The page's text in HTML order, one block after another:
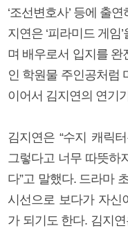
‘조선변호사’ 등에 출
지연은 ‘피라미드 게임
며 배우로서 입지를 완
인 학원물 주인공처럼
이어서 김지연의 연기
김지연은 “수지 캐릭
그렇다고 너무 따뜻하
다”고 말했다. 드라마
시선으로 보다가 자신
가 되기도 한다. 김지